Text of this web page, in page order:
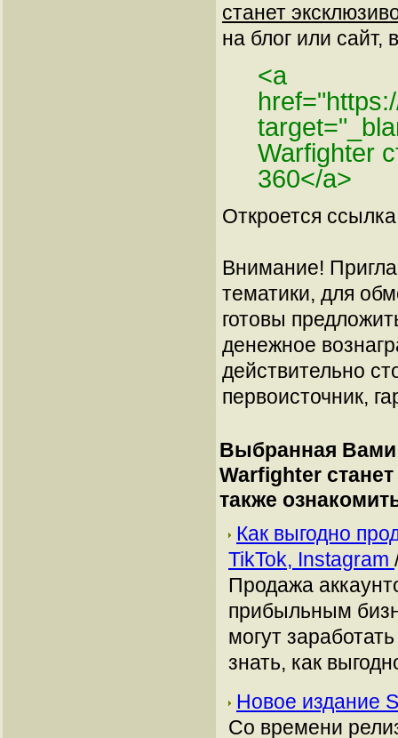
станет
на блог или сайт,
<a
Warfighter
360</a>
Откроется
Внимание!
тематики, для
готовы
денежное
действительно
первоисточник,
Выбранная Вами
Warfighter
также
Как выгодно
TikTok, Instagram
Продажа
прибыльным
могут
знать, как
Новое издание
Со времени